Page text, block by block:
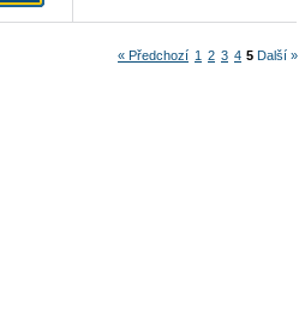
« Předchozí 1 2 3 4 5 Další »